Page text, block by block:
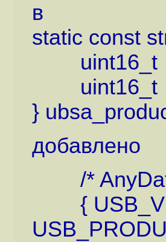
в
static const
uint16_t
}
добавлено
/*
{